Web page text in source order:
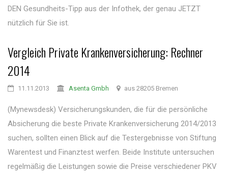
DEN Gesundheits-Tipp aus der Infothek, der genau JETZT
nützlich für Sie ist.
Vergleich Private Krankenversicherung: Rechner
2014
11.11.2013 Asenta Gmbh aus 28205 Bremen
(Mynewsdesk) Versicherungskunden, die für die persönliche
Absicherung die beste Private Krankenversicherung 2014/2013
suchen, sollten einen Blick auf die Testergebnisse von Stiftung
Warentest und Finanztest werfen. Beide Institute untersuchen
regelmäßig die Leistungen sowie die Preise verschiedener PKV